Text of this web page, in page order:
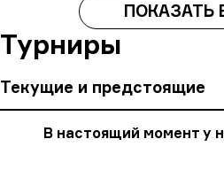
ПОКАЗАТЬ
Турниры
Текущие и предстоящие
В настоящий момент у